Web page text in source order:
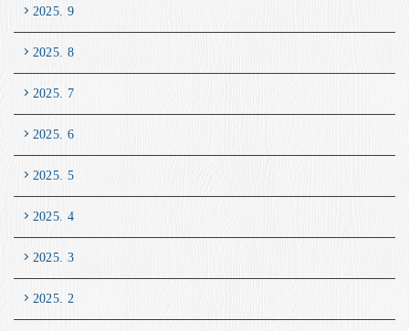
2025. 9
2025. 8
2025. 7
2025. 6
2025. 5
2025. 4
2025. 3
2025. 2